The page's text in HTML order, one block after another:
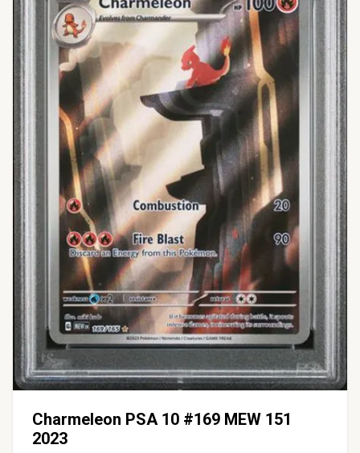
Charmeleon PSA 10 #169 MEW 151
2023